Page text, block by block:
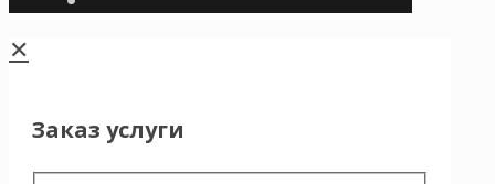
✕
Заказ услуги